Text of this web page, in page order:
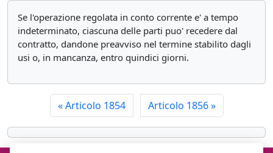
Se l'operazione regolata in conto corrente e' a tempo
indeterminato, ciascuna delle parti puo' recedere dal
contratto, dandone preavviso nel termine stabilito dagli
usi o, in mancanza, entro quindici giorni.
«Articolo 1854 Articolo 1856»